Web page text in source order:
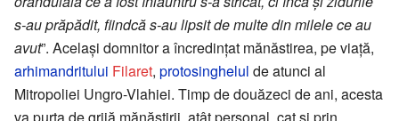
s-au prăpădit, fiindcă s-au lipsit de multe din milele ce au
avut”. Același domnitor a încredințat mănăstirea, pe viață,
arhimandritului Filaret, protosinghelul de atunci al
Mitropoliei Ungro-Vlahiei. Timp de douăzeci de ani, acesta
va purta de grijă mănăstirii, atât personal, cat și prin